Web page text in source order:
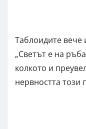
Таблоидите вече
„Светът е на
колкото и
нервността този